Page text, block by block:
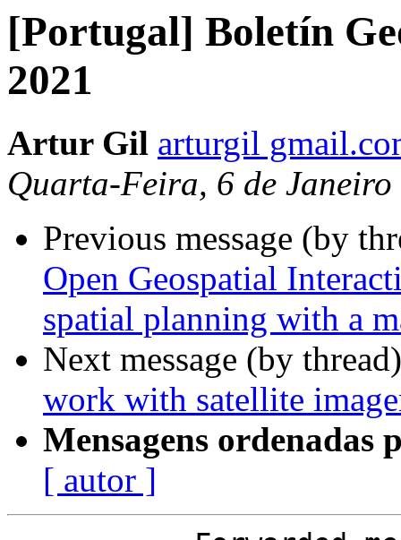
[Portugal] Boletín
2021
Artur Gil arturgil
Quarta-Feira, 6 de
Previous message (by
Open Geospatial
spatial planning with a
Next message (by
work with satellite
Mensagens ordenadas
[ autor ]